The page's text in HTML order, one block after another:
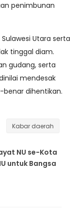
penimbunan
Utara serta
tinggal diam.
gudang, serta
mendesak
benar dihentikan.
Kabar daerah
NU se-Kota
untuk Bangsa